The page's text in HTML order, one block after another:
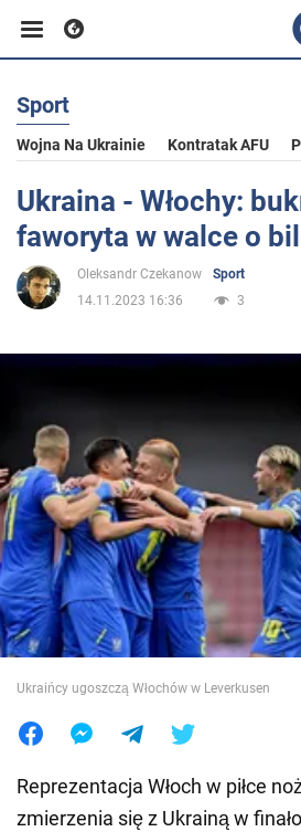
Biznes
Sport
Rozrywka
Społeczeństwo
Wojna na Ukrainie
Świat
Jedzenie
Sport
Wojna Na Ukrainie Kontratak AFU
Ukraina - Włochy:
faworyta w walce o
Oleksandr Czekanow
Sport
14.11.2023 16:36
3
Ukraińcy ugoszczą Włochów w Leverkusen
Reprezentacja Włoch w piłce
zmierzenia się z Ukrainą w